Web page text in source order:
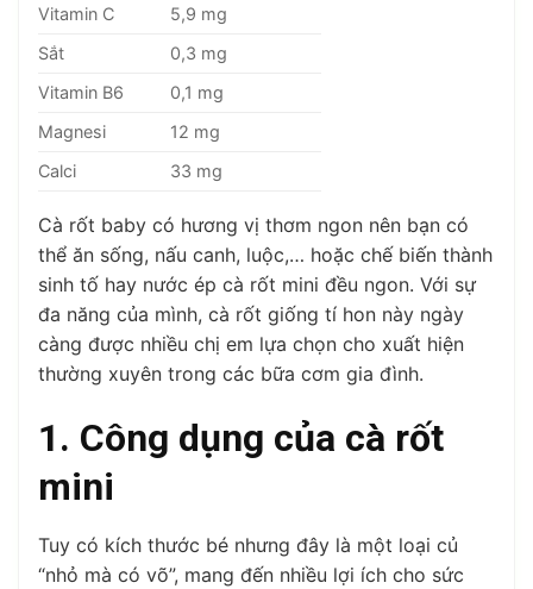
Vitamin C
5,9 mg
Sắt
0,3 mg
Vitamin B6
0,1 mg
Magnesi
12 mg
Calci
33 mg
Cà rốt baby có hương vị thơm ngon nên bạn có
thể ăn sống, nấu canh, luộc,… hoặc chế biến thành
sinh tố hay nước ép cà rốt mini đều ngon. Với sự
đa năng của mình, cà rốt giống tí hon này ngày
càng được nhiều chị em lựa chọn cho xuất hiện
thường xuyên trong các bữa cơm gia đình.
1. Công dụng của cà rốt
mini
Tuy có kích thước bé nhưng đây là một loại củ
“nhỏ mà có võ”, mang đến nhiều lợi ích cho sức